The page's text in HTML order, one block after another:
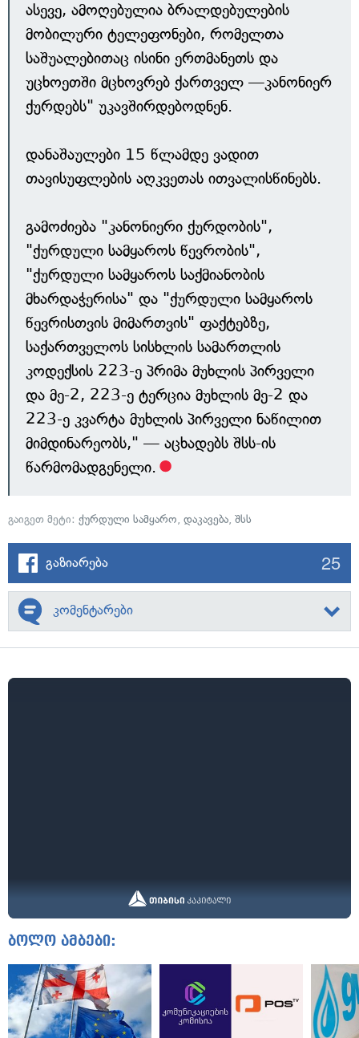
ასევე, ამოღებულია ბრალდებულების
მობილური ტელეფონები, რომელთა
საშუალებითაც ისინი ერთმანეთს და
უცხოეთში მცხოვრებ ქართველ —კანონიერ
ქურდებს" უკავშირდებოდნენ.
დანაშაულები 15 წლამდე ვადით
თავისუფლების აღკვეთას ითვალისწინებს.
გამოძიება "კანონიერი ქურდობის",
"ქურდული სამყაროს წევრობის",
"ქურდული სამყაროს საქმიანობის
მხარდაჭერისა" და "ქურდული სამყაროს
წევრისთვის მიმართვის" ფაქტებზე,
საქართველოს სისხლის სამართლის
კოდექსის 223-ე პრიმა მუხლის პირველი
და მე-2, 223-ე ტერცია მუხლის მე-2 და
223-ე კვარტა მუხლის პირველი ნაწილით
მიმდინარეობს," — აცხადებს შსს-ის
წარმომადგენელი.
გაიგეთ მეტი: ქურდული სამყარო, დაკავება, შსს
გაზიარება 25
კომენტარები
ბოლო ამბები: